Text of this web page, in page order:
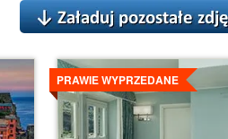
PRAWIE WYPRZEDANE
Szczegóły